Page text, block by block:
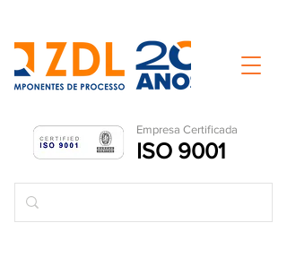
Empresa Certificada
ISO 9001